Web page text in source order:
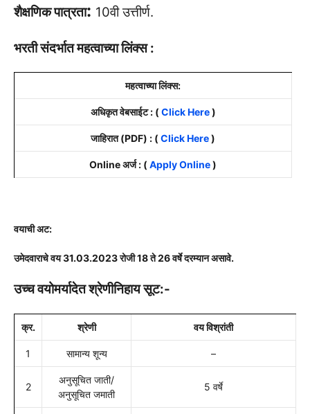
शैक्षणिक पात्रता: 10वी उत्तीर्ण.
भरती संदर्भात महत्वाच्या लिंक्स :
महत्वाच्या लिंक्स:
अधिकृत वेबसाईट : ( Click Here)
जाहिरात (PDF) : ( Click Here)
Online अर्ज : ( Apply Online)
वयाची अट:
उमेदवाराचे वय 31.03.2023 रोजी 18 ते 26 वर्षे दरम्यान असावे.
उच्च वयोमर्यादेत श्रेणीनिहाय सूट:-
क्र. श्रेणी वय विश्रांती
1 सामान्य शून्य –
2
अनुसूचित जाती/
अनुसूचित जमाती
5 वर्षे